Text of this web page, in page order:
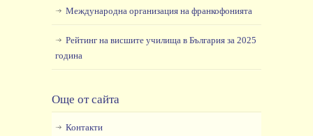
Международна организация на франкофонията
Рейтинг на висшите училища в България за 2025
година
Още от сайта
Контакти